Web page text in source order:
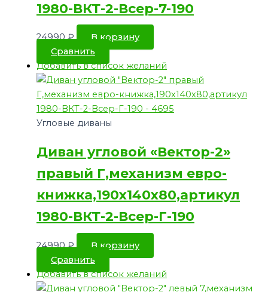
1980-ВКТ-2-Всер-7-190
24990₽
В корзину
Сравнить
Добавить в список желаний
Угловые диваны
Диван угловой «Вектор-2»
правый Г,механизм евро-
книжка,190х140х80,артикул
1980-ВКТ-2-Всер-Г-190
24990₽
В корзину
Сравнить
Добавить в список желаний